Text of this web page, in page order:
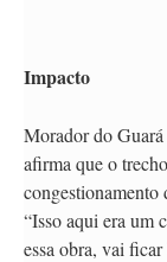
Impacto
Morador do
afirma que o
congestionamento
“Isso aqui era um
essa obra, vai